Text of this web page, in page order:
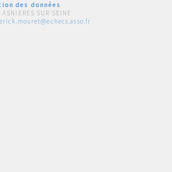
des données
SUR SEINE
erick.mouret@echecs.asso.fr